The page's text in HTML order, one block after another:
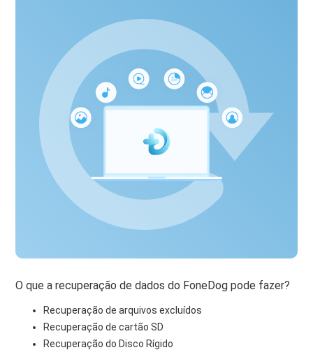
O que a recuperação de dados do FoneDog pode fazer?
Recuperação de arquivos excluídos
Recuperação de cartão SD
Recuperação do Disco Rígido